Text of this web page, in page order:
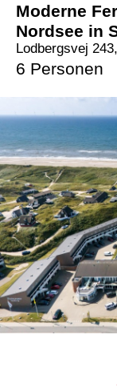
Moderne
Nordsee in
Lodbergsvej
6 Personen